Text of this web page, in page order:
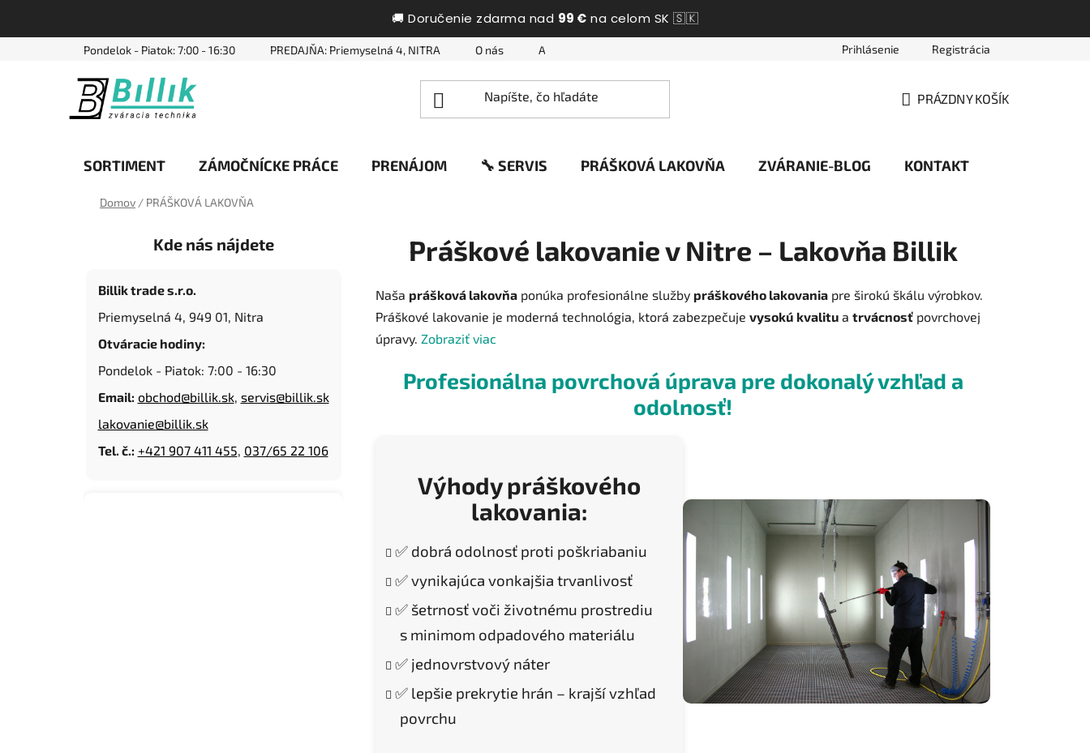
🚚 Doručenie zdarma nad 99 € na celom SK 🇸🇰
Pondelok - Piatok: 7:00 - 16:30 PREDAJŇA: Priemyselná 4, NITRA O nás Ako nakupovať Platobné podmienky Reklamačný poriadok
Prihlásenie Registrácia
PRÁZDNY KOŠÍK
SORTIMENT ZÁMOČNÍCKE PRÁCE PRENÁJOM 🔧 SERVIS PRÁŠKOVÁ LAKOVŇA ZVÁRANIE-BLOG KONTAKT
Domov / PRÁŠKOVÁ LAKOVŇA
Kde nás nájdete
Billik trade s.r.o.
Priemyselná 4, 949 01, Nitra
Otváracie hodiny:
Pondelok - Piatok: 7:00 - 16:30
Email: obchod@billik.sk, servis@billik.sk
lakovanie@billik.sk
Tel. č.: +421 907 411 455, 037/65 22 106
Práškové lakovanie v Nitre – Lakovňa Billik
Naša prášková lakovňa ponúka profesionálne služby práškového lakovania pre širokú škálu výrobkov.
Práškové lakovanie je moderná technológia, ktorá zabezpečuje vysokú kvalitu a trvácnosť povrchovej
úpravy. Zobraziť viac
Profesionálna povrchová úprava pre dokonalý vzhľad a
odolnosť!
Výhodypráškového
lakovania:
✅ dobrá odolnosť proti poškriabaniu
✅ vynikajúca vonkajšia trvanlivosť
✅ šetrnosť voči životnému prostrediu
s minimom odpadového materiálu
✅ jednovrstvový náter
✅ lepšie prekrytie hrán – krajší vzhľad
povrchu